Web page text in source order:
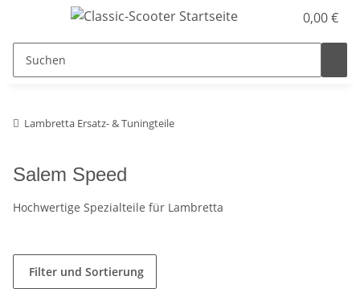
0,00 €
Lambretta Ersatz- & Tuningteile
Salem Speed
Hochwertige Spezialteile für Lambretta
Filter und Sortierung